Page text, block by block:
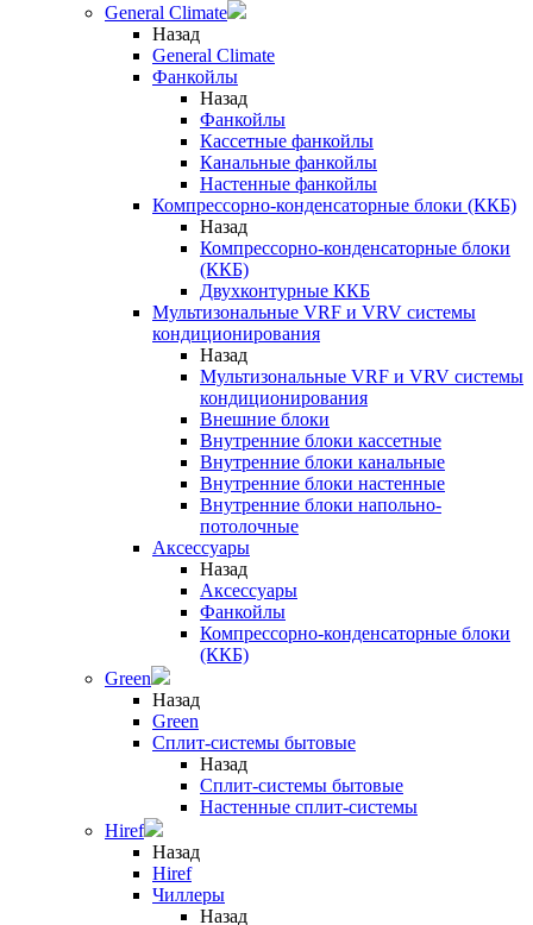
General Climate
Назад
General Climate
Фанкойлы
Назад
Фанкойлы
Кассетные фанкойлы
Канальные фанкойлы
Настенные фанкойлы
Компрессорно-конденсаторные блоки (ККБ)
Назад
Компрессорно-конденсаторные блоки
(ККБ)
Двухконтурные ККБ
Мультизональные VRF и VRV системы
кондиционирования
Назад
Мультизональные VRF и VRV системы
кондиционирования
Внешние блоки
Внутренние блоки кассетные
Внутренние блоки канальные
Внутренние блоки настенные
Внутренние блоки напольно-
потолочные
Аксессуары
Назад
Аксессуары
Фанкойлы
Компрессорно-конденсаторные блоки
(ККБ)
Green
Назад
Green
Сплит-системы бытовые
Назад
Сплит-системы бытовые
Настенные сплит-системы
Hiref
Назад
Hiref
Чиллеры
Назад